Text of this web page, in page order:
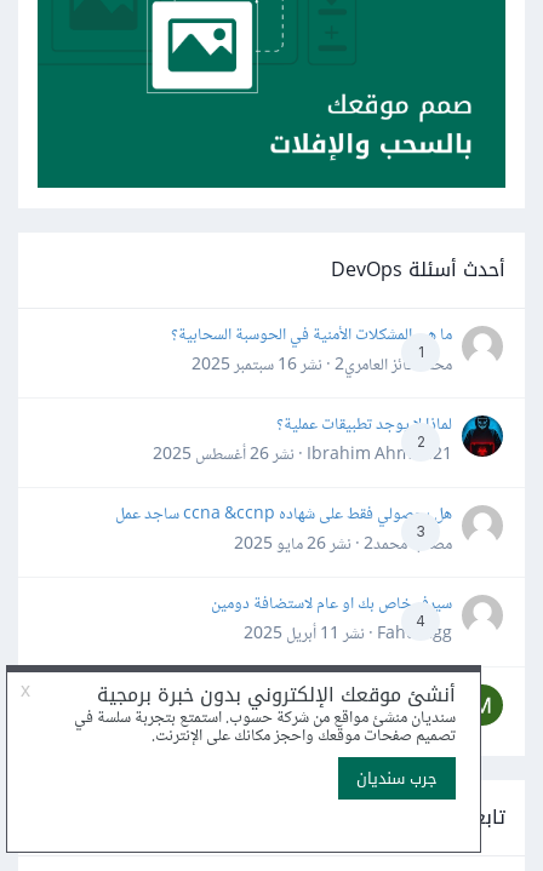
أحدث أسئلة DevOps
1
ما هي المشكلات الأمنية في الحوسبة السحابية؟
محمد فائز العامري2 · نشر
16 سبتمبر 2025
2
لماذا لا يوجد تطبيقات عملية؟
Ibrahim Ahmed21 · نشر
26 أغسطس 2025
3
هل بحصولي فقط على شهاده ccna &ccnp ساجد عمل
مصعب محمد2 · نشر
26 مايو 2025
4
سيرفر خاص بك او عام لاستضافة دومين
Fahd Ggg · نشر
11 أبريل 2025
2
كيف يمكن تشغيل المشروع على المتصفح بدون دومين؟
Mnnvg Mnbgv · نشر
5 مارس 2025
تابعنا على